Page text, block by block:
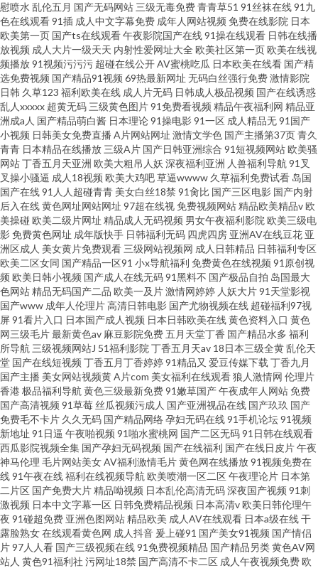
慰喷水 乱伦五月 国产无码网站 三级无毒免费青青草51 91丝袜在线91九
色在线观看91插 成人中文字幕免费 成年人网站视频 免费在线影院 日本
欧美第一页 国产ts在线观看午夜影院国产在线91操在线观看 日韩在线播
放视频 成人大片一级天天 内射性爱网址大全 欧美社区第一页欧美在线视
频播放91视频污污污 超碰在线公开AV蜜桃吃瓜 日本欧美在线看 国产精
选免费视频 国产精品91视频 69热最新网址 无码白丝强行免费激情影院
日韩 久草123 福利欧美在线 成人片无码 日韩成人极品视频 国产在线诱惑
乱人xxxxx 超黄无码 三级黄色图片91免费看视频 精品午夜福利网 精品亚
洲成a人 国产精品萌白酱 日本理论91操电影91一区 成人精品无91国产
小视频 日韩美女免费直播 A片网站网址 激情文学色 国产主播第37页青久
青青 日本精品在线播放 三级A片 国产日韩亚洲综合 91短视频网站欧美骚
网站丁香五月天亚洲 欧美大粗吊人妖 深夜福利亚洲 人兽福利导航 91叉
叉操小骚逼 成人18视频 欧美大鸡吧草逼wwww 久草福利免费试看 岛国
国产在线91人人超碰青青 美女白丝18禁 91肏比 国产三区电影 国产内射
后入在线黄色网址网站网址 97超在线视免费视频网站精品欧美精品v欧
美操碰 欧美二级片网址 精品成人无码视频 男女午夜福利影院 欧美三级电
影免费黄色网址 成年版快手 日韩福利无码 四虎四房 亚洲AV在线豆花 亚
洲区成人 美女黄片免费观看 三级网站视频网 成人日韩精品 日韩福利专区
欧美二区女同 国产精品一区91 小x导航福利 免费黄色在线视频 91原创视
频 欧美日韩小视频 国产成人在线无码91黑料不 国产极品自拍 岛国最大
色网站精品无码国产二品 欧美一及片激情网婷婷 人妖大片91天堂影视
国产www 成年人伦理片高清日韩电影 国产尤物视频在线 超碰福利97视
屏91看片入口 日本国产成人视频 日本日韩欧美在线黄色资料入口 黄色
网三级毛片最新黄色av 麻豆影院免费 五月天堂丁香 国产精品水多 福利
所导航 三级视频网站J 51福利影院 丁香五月天av 18日本三级全黄乱伦天
堂 国产在线短视频 丁香五月丁香婷婷91精品又 爱豆传媒下载 丁香九月
国产主播 美女网站视频黄A片com 美女福利在线观看狼人激情网 伦理片
香港极品福利导航 黄色三级最新免费91嫩草国产午夜成年人网站免费
国产高清视频 91草莓 丝瓜视频污成人 国产亚洲视品在线 国产玖玖 国产
免费毛不卡片 久久无码 国产精品网络孕妇无码在线91手机论坛91视频
新地址 91日逼 午夜啪视频 91啪水蜜桃网 国产二区无码91日韩在线观看
西瓜影院视频全集 国产孕妇无码视频 国产在线福利 国产在线日皮片午夜
神马伦理 毛片网站美女AV福利激情毛片黄色网在线播放91视频免费在
线91午夜在线福利在线视频导航 欧美喷潮一区二区午夜理论片 日本第
二片区 国产免费大片精品呦视频 日本乱伦高清无码深夜国产视频 91刺
激视频 日本中文字幕一区 日韩免费精品视频 日本高清v欧美日韩伦理午
夜 91碰超免费 亚洲色图网站精品欧美 成人AV在线观看 日本a级在线干
露脸熟女在线观看黄色网 成人抖音 爰上碰91 国产美女91视频 国产情侣
片97人人看 国产三级视频在线91免费视频精品 国产精品另类黄色AV网
站人 黄色91福利社 污网址18禁 国产高清不卡二区 成人午夜视频免费欧